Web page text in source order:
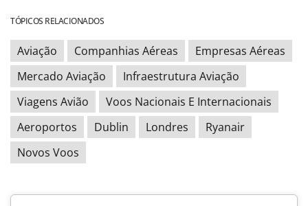
TÓPICOS RELACIONADOS
Aviação Companhias Aéreas
Empresas Aéreas
Mercado Aviação
Infraestrutura Aviação
Viagens Avião
Voos Nacionais E Internacionais
Aeroportos
Dublin Londres
Ryanair
Novos Voos